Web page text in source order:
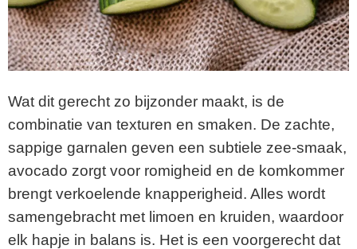
Wat dit gerecht zo bijzonder maakt, is de
combinatie van texturen en smaken. De zachte,
sappige garnalen geven een subtiele zee-smaak,
avocado zorgt voor romigheid en de komkommer
brengt verkoelende knapperigheid. Alles wordt
samengebracht met limoen en kruiden, waardoor
elk hapje in balans is. Het is een voorgerecht dat